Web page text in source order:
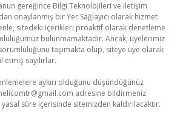
gereğince Bilgi Teknolojileri ve İletişim
onaylanmış bir Yer Sağlayıcı olarak hizmet
sitedeki içerikleri proaktif olarak denetleme
bulunmamaktadır. Ancak, üyelerimiz
taşımakta olup, siteye üye olarak
sayılırlar.
aykırı olduğunu düşündüğünüz
adresine bildirmeniz
süre içerisinde sitemizden kaldırılacaktır.